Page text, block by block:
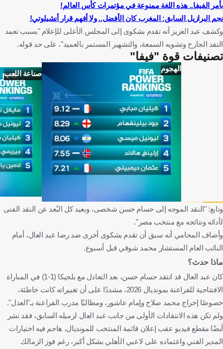
بأمر الفيفا.. هذه اللغة ممنوعة في مؤتمرات كأس العالم!
نجم البرازيل السابق: المغرب كان الأفضل.. ولا أفهم قرار أنشيلوتي!
وكشف عبد العزيز أنه تقدم بشكوى إلى المجلس الأعلى للإعلام "بسبب تعمد
النقد الجارح وتشويه السمعة، والتشهير المستمر بالعميد"، على حد قوله.
تصنيفات قوة "فيفا"
الهجوم
صناعة اللعب
وتابع: "النقد الموجه إلى حسام حسن شخصى، وبعيد كل البُعد عن النقد الفنى
لأدائه ونتائجه مع منتخب مصر".
وأضاف المحامي أنه سبق أن تقدم بشكوى أخرى ضد رضا عبد العال، أمام
النائب العام المستشار محمد شوقي قبل أسبوع.
ماذا حدث؟
كان عبد العال قد انتقد حسام حسن، بعد التعادل مع بلجيكا (1-1) في المباراة
الافتتاحية للفراعنة بمونديال 2026، مشددًا على أن تغييراته كانت خاطئة،
خصوصًا إخراج محمد صلاح وإمام عاشور، ومطالبًا مدرب الفراعنة بـ"العدل".
ولم تكن هذه الانتقادات الأولى من جانب عبد العال لزميله السابق، فقد نشر
أيضًا مقطع فيديو عقب إعلان قائمة المنتخب للمونديال، هاجم فيه اختيارات
المدير الفني واعتماده على لاعبي الأهلي بشكل أكبر، رغم فوز الزمالك